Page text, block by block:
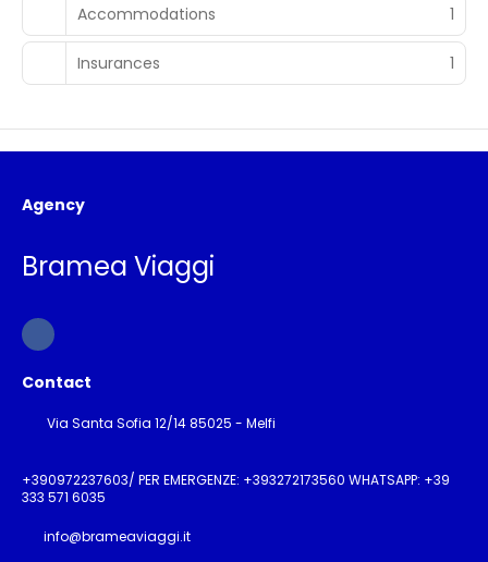
Accommodations 1
Insurances 1
Agency
Bramea Viaggi
Contact
Via Santa Sofia 12/14 85025 - Melfi
+390972237603/ PER EMERGENZE: +393272173560 WHATSAPP: +39
333 571 6035
info@brameaviaggi.it